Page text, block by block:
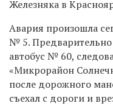
Железняка в
Авария произошла
№ 5.
автобус № 60,
«Микрорайон
после дорожного
съехал с дороги и